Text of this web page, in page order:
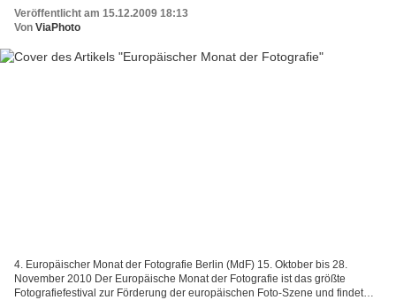
Veröffentlicht am 15.12.2009 18:13
Von ViaPhoto
4. Europäischer Monat der Fotografie Berlin (MdF) 15. Oktober bis 28.
November 2010 Der Europäische Monat der Fotografie ist das größte
Fotografiefestival zur Förderung der europäischen Foto-Szene und findet